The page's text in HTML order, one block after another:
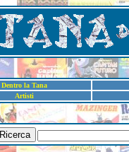
Dentro la Tana
Artisti
Ricerca